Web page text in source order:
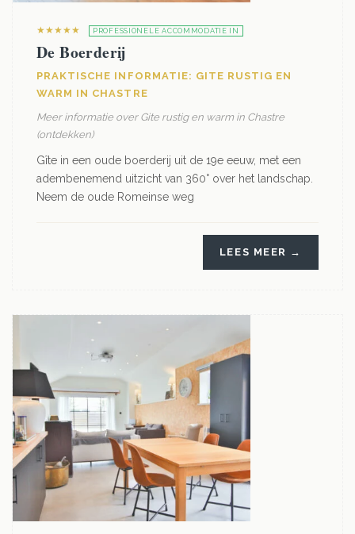
★★★★★ PROFESSIONELE ACCOMMODATIE IN
De Boerderij
PRAKTISCHE INFORMATIE: GITE RUSTIG EN
WARM IN CHASTRE
Meer informatie over Gite rustig en warm in Chastre
(ontdekken)
Gîte in een oude boerderij uit de 19e eeuw, met een
adembenemend uitzicht van 360° over het landschap.
Neem de oude Romeinse weg
LEES MEER →